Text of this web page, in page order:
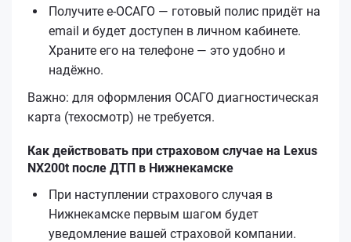
Получите е‑ОСАГО — готовый полис придёт на
email и будет доступен в личном кабинете.
Храните его на телефоне — это удобно и
надёжно.
Важно: для оформления ОСАГО диагностическая
карта (техосмотр) не требуется.
Как действовать при страховом случае на Lexus
NX200t после ДТП в Нижнекамске
При наступлении страхового случая в
Нижнекамске первым шагом будет
уведомление вашей страховой компании.